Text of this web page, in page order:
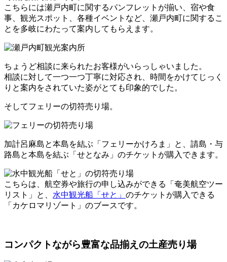
こちらには瀬戸内町に関するパンフレットが揃い、宿や食
事、観光スポット、各種イベントなど、瀬戸内町に関するこ
とを多岐にわたって案内してもらえます。
ちょうど相談に来られたお客様がいらっしゃいました。
相談に対して一つ一つ丁寧に対応され、時間をかけてじっく
りと案内をされていた姿がとても印象的でした。
そしてフェリーの切符売り場。
加計呂麻島と本島を結ぶ「フェリーかけろま」と、請島・与
路島と本島を結ぶ「せとなみ」のチケットが購入できます。
こちらは、航空券や旅行の申し込みができる「奄美航空ツー
リスト」と、 水中観光船「せと」 のチケットが購入できる
「カケロマリゾート」のブースです。
コンパクトながら豊富な品揃えの土産売り場